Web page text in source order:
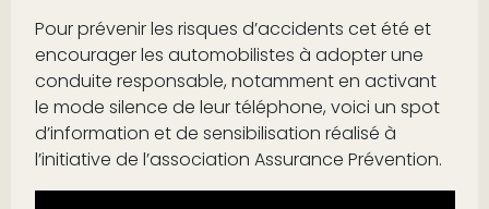
Pour prévenir les risques d’accidents cet été et
encourager les automobilistes à adopter une
conduite responsable, notamment en activant
le mode silence de leur téléphone, voici un spot
d’information et de sensibilisation réalisé à
l’initiative de l’association Assurance Prévention.